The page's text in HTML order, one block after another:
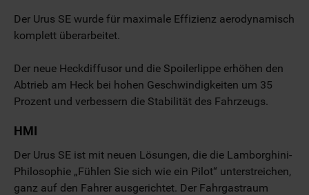
Der Urus SE wurde für maximale Effizienz aerodynamisch
komplett überarbeitet.
Der neue Heckdiffusor und die Spoilerlippe erhöhen den
Abtrieb am Heck bei hohen Geschwindigkeiten um 35
Prozent und verbessern die Stabilität des Fahrzeugs.
HMI
Der Urus SE ist mit neuen Lösungen, die die Lamborghini-
Philosophie „Fühlen Sie sich wie ein Pilot“ unterstreichen,
ganz auf den Fahrer ausgerichtet. Der Fahrgastraum